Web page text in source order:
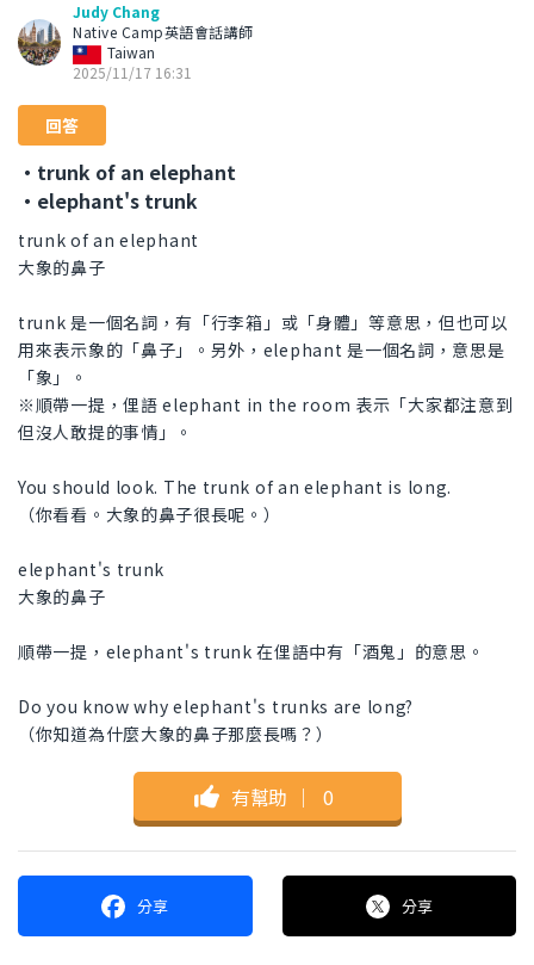
Judy Chang
Native Camp英語會話講師
Taiwan
2025/11/17 16:31
回答
・trunk of an elephant
・elephant's trunk
trunk of an elephant
大象的鼻子
trunk 是一個名詞，有「行李箱」或「身體」等意思，但也可以
用來表示象的「鼻子」。另外，elephant 是一個名詞，意思是
「象」。
※順帶一提，俚語 elephant in the room 表示「大家都注意到
但沒人敢提的事情」。
You should look. The trunk of an elephant is long.
（你看看。大象的鼻子很長呢。）
elephant's trunk
大象的鼻子
順帶一提，elephant's trunk 在俚語中有「酒鬼」的意思。
Do you know why elephant's trunks are long?
（你知道為什麼大象的鼻子那麼長嗎？）
有幫助 ｜ 0
分享 分享